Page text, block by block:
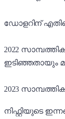
ഡോളറിന്
2022
ഇടിഞ്ഞതായും
2023
നിഫ്റ്റിയുടെ